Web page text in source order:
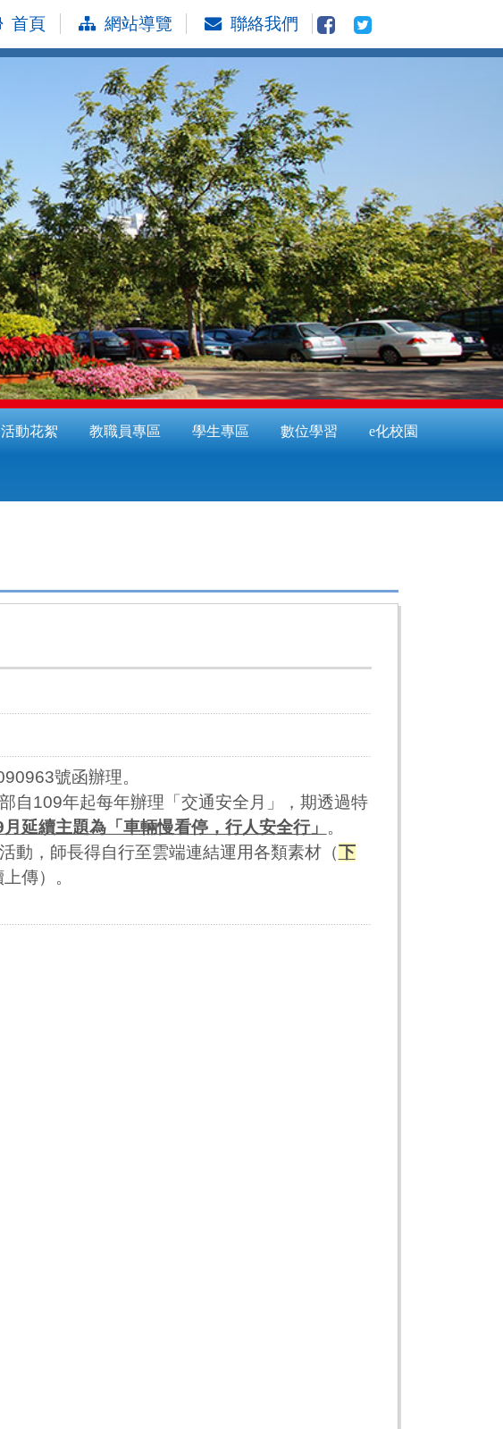
首頁 網站導覽 聯絡我們
活動花絮 教職員專區 學生專區 數位學習 e化校園
號函辦理。
自109年起每年辦理「交通安全月」，期透過特
延續主題為「車輛慢看停，行人安全行」 。
動，師長得自行至雲端連結運用各類素材（下
傳）。